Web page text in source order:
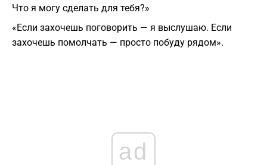
Что я могу сделать для тебя?»
«Если захочешь поговорить — я выслушаю. Если
захочешь помолчать — просто побуду рядом».
ad